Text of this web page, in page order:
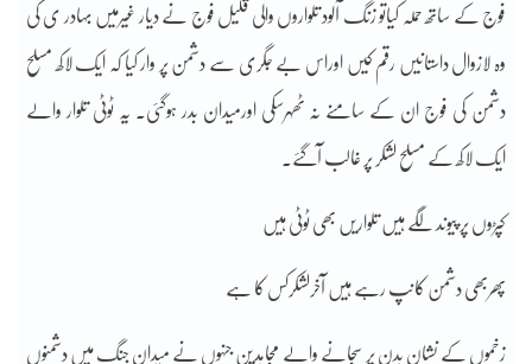
فوج کے ساتھ حملہ کیاتو زنگ آلود تلواروں والی قلیل فوج نے دیار غیرمیں بہادر ی کی
وہ لازوال داستانیں رقم کیں اوراس بے جگری سے دشمن پر وار کیا کہ ایک لاکھ مسلح
دشمن کی فوج ان کے سامنے نہ ٹھہرسکی اورمیدان بدر ہوگئی۔ یہ ٹوٹی تلوار والے
ایک لاکھ کے مسلح لشکر پر غالب آگئے۔
کپڑوں پر پیوند لگے ہیں تلواریں بھی ٹوٹی ہیں
پھربھی دشمن کانپ رہے ہیں آخرلشکرکس کا ہے
زخموں کے نشان بدن پر سجانے والے مجاہدین جنہوں نے میدان جنگ میں دشمنوں